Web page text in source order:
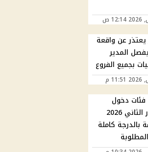
عن واقعة
المدير
بجميع الفروع
فئات دخول
امتحانات الدور الثاني 2026
بالدرجة كاملة